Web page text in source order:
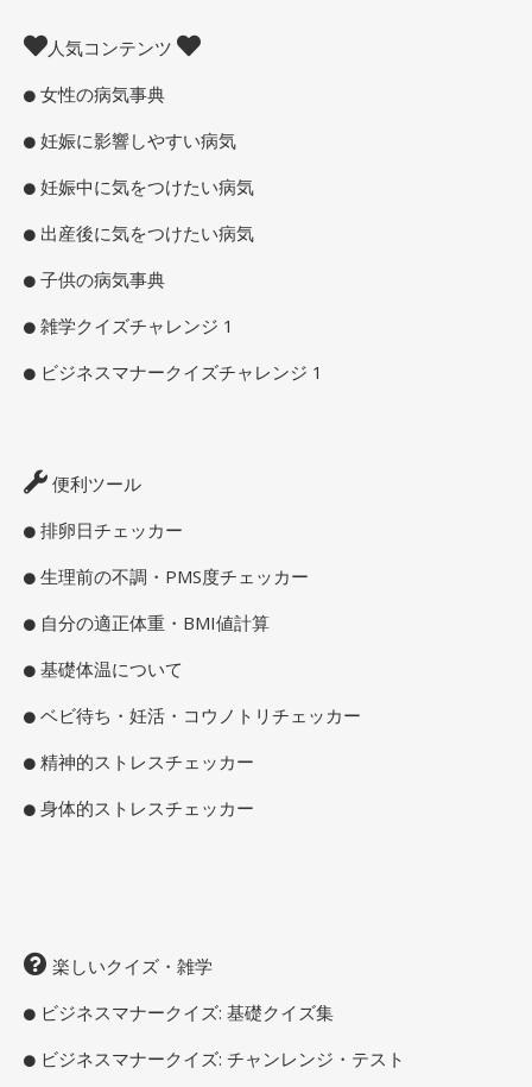
人気コンテンツ
女性の病気事典
妊娠に影響しやすい病気
妊娠中に気をつけたい病気
出産後に気をつけたい病気
子供の病気事典
雑学クイズチャレンジ 1
ビジネスマナークイズチャレンジ 1
便利ツール
排卵日チェッカー
生理前の不調・PMS度チェッカー
自分の適正体重・BMI値計算
基礎体温について
ベビ待ち・妊活・コウノトリチェッカー
精神的ストレスチェッカー
身体的ストレスチェッカー
楽しいクイズ・雑学
ビジネスマナークイズ: 基礎クイズ集
ビジネスマナークイズ: チャンレンジ・テスト